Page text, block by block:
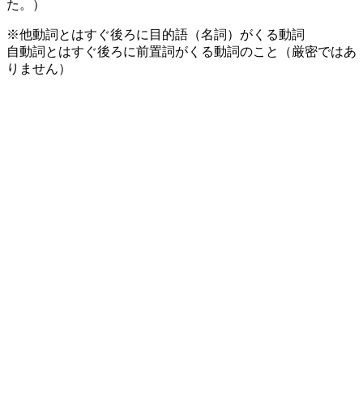
た。）
※他動詞とはすぐ後ろに目的語（名詞）がくる動詞
自動詞とはすぐ後ろに前置詞がくる動詞のこと（厳密ではあ
りません）